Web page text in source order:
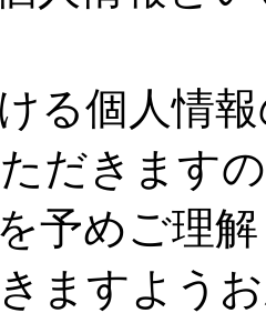
る個人情
だきます
予めご理
ますよう